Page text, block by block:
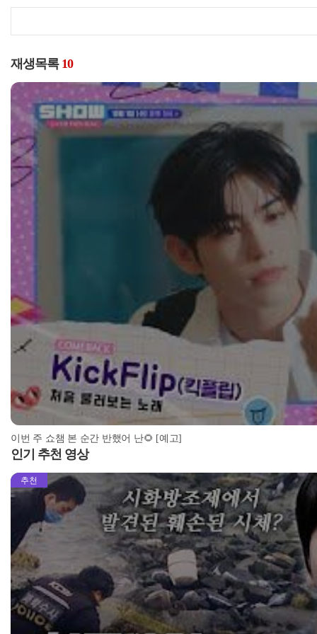
재생목록 10
이번 주 쇼챔 본 순간 반했어 난🌻 [예고]
인기 추천 영상
추천